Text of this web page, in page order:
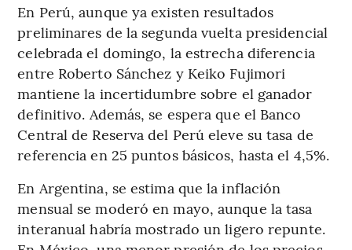
En Perú, aunque ya existen resultados
preliminares de la segunda vuelta presidencial
celebrada el domingo, la estrecha diferencia
entre Roberto Sánchez y Keiko Fujimori
mantiene la incertidumbre sobre el ganador
definitivo. Además, se espera que el Banco
Central de Reserva del Perú eleve su tasa de
referencia en 25 puntos básicos, hasta el 4,5%.
En Argentina, se estima que la inflación
mensual se moderó en mayo, aunque la tasa
interanual habría mostrado un ligero repunte.